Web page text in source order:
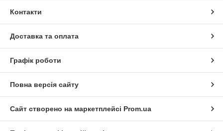
Контакти
Доставка та оплата
Графік роботи
Повна версія сайту
Сайт створено на маркетплейсі Prom.ua